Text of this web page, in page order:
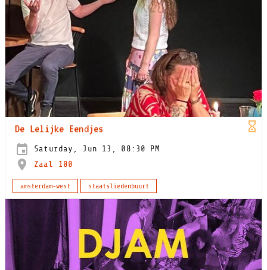
De Lelijke Eendjes
Saturday, Jun 13, 08:30 PM
Zaal 100
amsterdam-west staatsliedenbuurt